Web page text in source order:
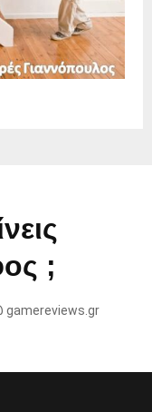
;
gamereviews.gr